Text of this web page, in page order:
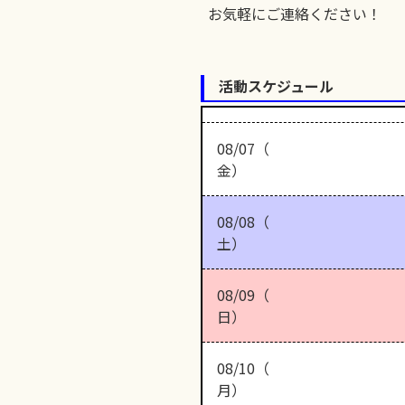
お気軽にご連絡ください
活動スケジュール
08/07（
金）
08/08（
土）
08/09（
日）
08/10（
月）